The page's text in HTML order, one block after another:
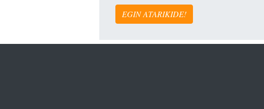
EGIN ATARIKIDE!